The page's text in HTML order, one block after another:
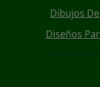
Dibujos
Diseños